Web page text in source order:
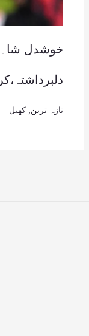
خوشدل شاہ
تازہ ترین کھیل